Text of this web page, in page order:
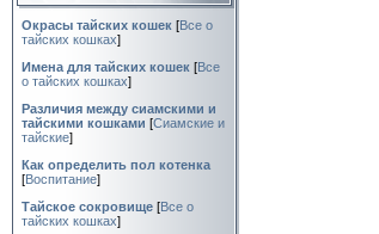
Окрасы тайских кошек [Все о
тайских кошках]
Имена для тайских кошек [Все
о тайских кошках]
Различия между сиамскими и
тайскими кошками [Сиамские и
тайские]
Как определить пол котенка
[Воспитание]
Тайское сокровище [Все о
тайских кошках]